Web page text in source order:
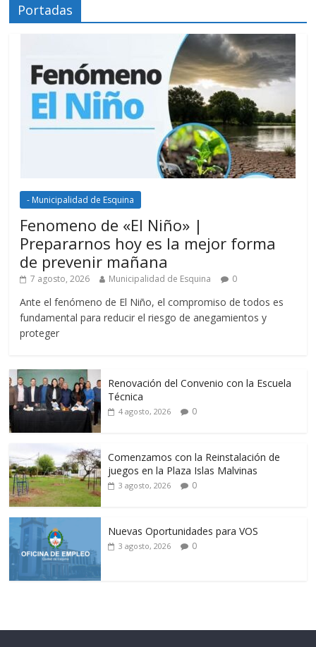
Portadas
- Municipalidad de Esquina
Fenomeno de «El Niño» |
Prepararnos hoy es la mejor forma
de prevenir mañana
7 agosto, 2026 Municipalidad de Esquina 0
Ante el fenómeno de El Niño, el compromiso de todos es
fundamental para reducir el riesgo de anegamientos y
proteger
Renovación del Convenio con la Escuela
Técnica
4 agosto, 2026 0
Comenzamos con la Reinstalación de
juegos en la Plaza Islas Malvinas
3 agosto, 2026 0
Nuevas Oportunidades para VOS
3 agosto, 2026 0